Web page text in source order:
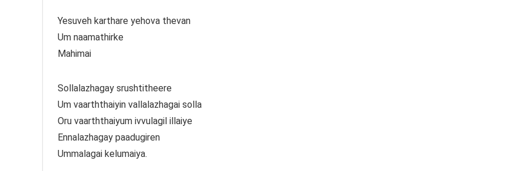
Yesuveh karthare yehova thevan
Um naamathirke
Mahimai
Solla­lazhagay srushtitheere
Um vaarththaiyin valla­lazhagai solla
Oru vaarththaiyum ivvulagil illaiye
Ennalazhagay paadugiren
Ummalagai kelumaiya.